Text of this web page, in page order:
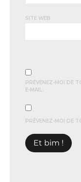
SITE WEB
PRÉVENEZ-MOI DE
E-MAIL.
PRÉVENEZ-MOI DE